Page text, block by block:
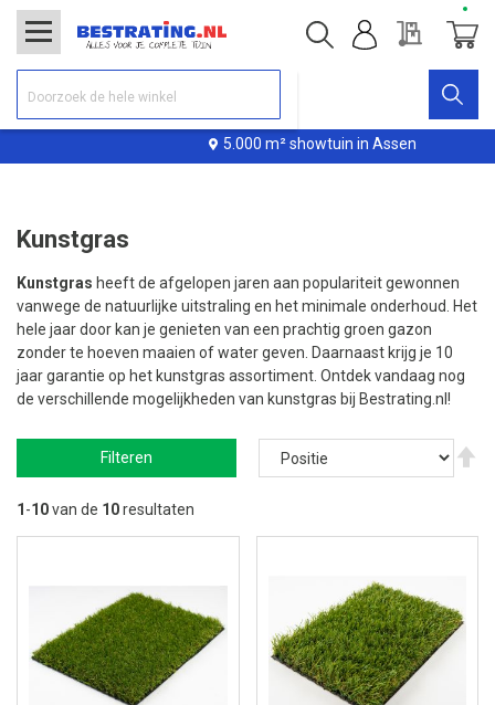
5.000 m² showtuin in Assen
Offerte
Kunstgras
Kunstgras heeft de afgelopen jaren aan populariteit gewonnen
vanwege de natuurlijke uitstraling en het minimale onderhoud. Het
hele jaar door kan je genieten van een prachtig groen gazon
zonder te hoeven maaien of water geven. Daarnaast krijg je 10
jaar garantie op het kunstgras assortiment. Ontdek vandaag nog
de verschillende mogelijkheden van kunstgras bij Bestrating.nl!
Filteren
1 -10van de 10resultaten